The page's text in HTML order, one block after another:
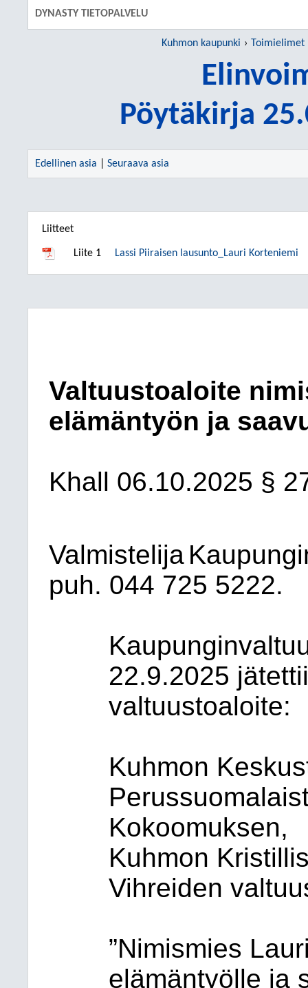
DYNASTY TIETOPALVELU
Kuhmon kaupunki Toimielimet
Pöytäkirja
Edellinen asia Seuraava asia
Liitteet
Liite 1 Lassi Piiraisen lausunto_Lauri Korteniemi
Valtuustoaloite
elämäntyön ja
Khall 06.10.2025 §
Valmistelija
puh. 044 725 5222.
22.9.2025
valtuustoaloite:
Kuhmon
Kokoomuksen,
Kuhmon
Vihreiden
”Nimismies
elämäntyölle ja